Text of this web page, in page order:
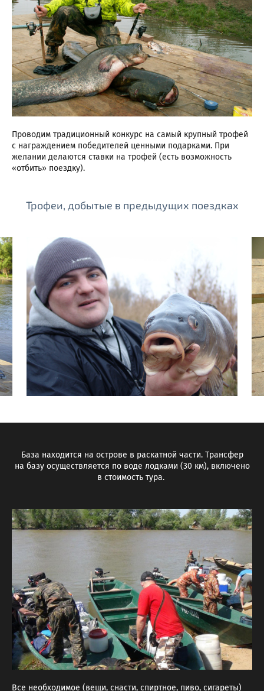
Проводим традиционный конкурс на самый крупный трофей
с награждением победителей ценными подарками. При
желании делаются ставки на трофей (есть возможность
«отбить» поездку).
Трофеи, добытые в предыдущих поездках
База находится на острове в раскатной части. Трансфер
на базу осуществляется по воде лодками (30 км), включено
в стоимость тура.
Все необходимое (вещи, снасти, спиртное, пиво, сигареты)